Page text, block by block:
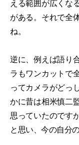
える範囲が広くな
がある。それで全
ね。
逆に、例えば語り
ラもワンカットで
ってカメラがどっ
かに昔は相米慎二
思っていたのです
と思い、今の自分